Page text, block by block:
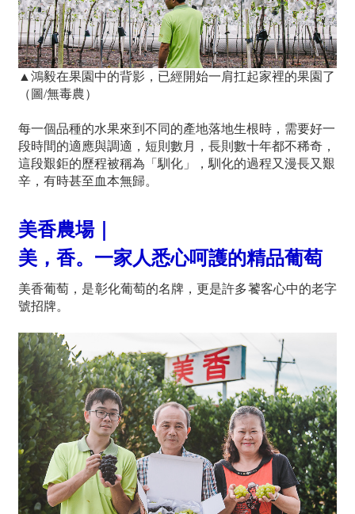
▲鴻毅在果園中的背影，已經開始一肩扛起家裡的果園了
（圖/無毒農）
每一個品種的水果來到不同的產地落地生根時，需要好一
段時間的適應與調適，短則數月，長則數十年都不稀奇，
這段艱鉅的歷程被稱為「馴化」，馴化的過程又漫長又艱
辛，有時甚至血本無歸。
美香農場｜
美，香。一家人悉心呵護的精品葡萄
美香葡萄，是彰化葡萄的名牌，更是許多饕客心中的老字
號招牌。